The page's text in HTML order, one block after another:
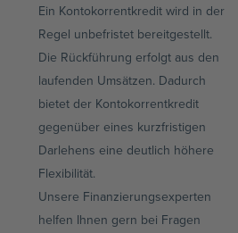
Ein Kontokorrentkredit wird in der
Regel unbefristet bereitgestellt.
Die Rückführung erfolgt aus den
laufenden Umsätzen. Dadurch
bietet der Kontokorrentkredit
gegenüber eines kurzfristigen
Darlehens eine deutlich höhere
Flexibilität.
Unsere Finanzierungsexperten
helfen Ihnen gern bei Fragen